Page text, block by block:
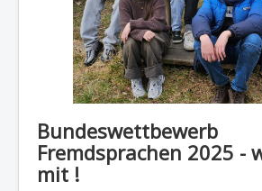
Bundeswettbewerb
Fremdsprachen 2025 -
mit !